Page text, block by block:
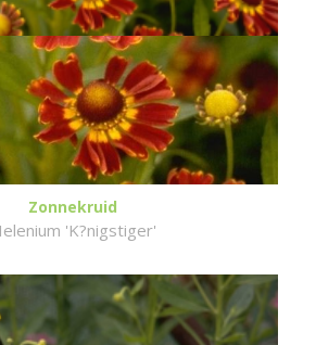
Zonnekruid
'K?nigstiger'